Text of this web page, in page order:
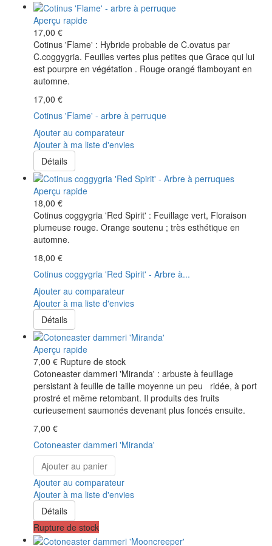
Aperçu rapide
17,00 €
Cotinus 'Flame' : Hybride probable de C.ovatus par
C.coggygria. Feuilles vertes plus petites que Grace qui lui
est pourpre en végétation . Rouge orangé flamboyant en
automne.
17,00 €
Cotinus 'Flame' - arbre à perruque
Ajouter au comparateur
Ajouter à ma liste d'envies
Détails
Aperçu rapide
18,00 €
Cotinus coggygria 'Red Spirit' : Feuillage vert, Floraison
plumeuse rouge. Orange soutenu ; très esthétique en
automne.
18,00 €
Cotinus coggygria 'Red Spirit' - Arbre à...
Ajouter au comparateur
Ajouter à ma liste d'envies
Détails
Aperçu rapide
7,00 € Rupture de stock
Cotoneaster dammeri 'Miranda' : arbuste à feuillage
persistant à feuille de taille moyenne un peu ridée, à port
prostré et même retombant. Il produits des fruits
curieusement saumonés devenant plus foncés ensuite.
7,00 €
Cotoneaster dammeri 'Miranda'
Ajouter au panier
Ajouter au comparateur
Ajouter à ma liste d'envies
Détails
Rupture de stock